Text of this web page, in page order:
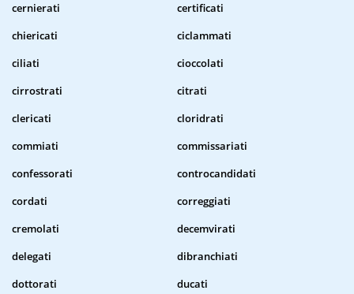
cernierati
certificati
chiericati
ciclammati
ciliati
cioccolati
cirrostrati
citrati
clericati
cloridrati
commiati
commissariati
confessorati
controcandidati
cordati
correggiati
cremolati
decemvirati
delegati
dibranchiati
dottorati
ducati